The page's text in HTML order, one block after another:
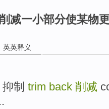
减一小部分使某物
英英释义
制 trim back 削减